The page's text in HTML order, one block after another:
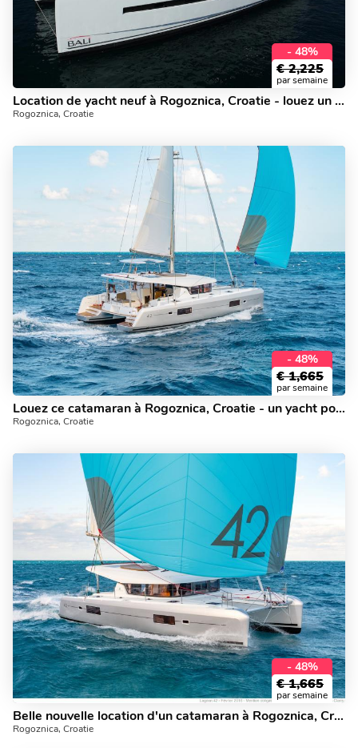
- 48%
€ 2,225
par semaine
Location de yacht neuf à Rogoznica, Croatie - louez un catamaran pour 8 personnes.
Rogoznica, Croatie
- 48%
€ 1,665
par semaine
Louez ce catamaran à Rogoznica, Croatie - un yacht pour 8 personnes.
Rogoznica, Croatie
- 48%
€ 1,665
par semaine
Belle nouvelle location d'un catamaran à Rogoznica, Croatie.
Rogoznica, Croatie